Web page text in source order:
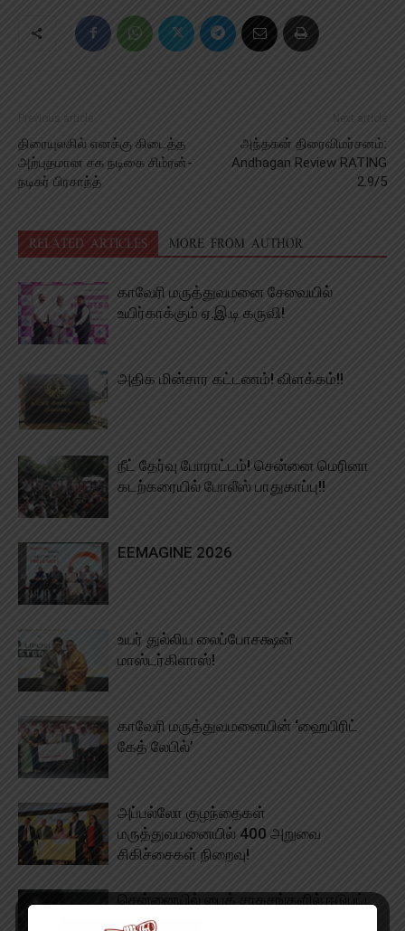
Previous article
திரையுலகில் எனக்கு கிடைத்த
அற்புதமான சக நடிகை சிம்ரன்-
நடிகர் பிரசாந்த்
Next article
அந்தகன் திரைவிமர்சனம்:
Andhagan Review RATING
2.9/5
RELATED ARTICLES MORE FROM AUTHOR
காவேரி மருத்துவமனை சேவையில்
உயிர்காக்கும் ஏ.இ.டி கருவி!
அதிக மின்சார கட்டணம்! விளக்கம்!!
நீட் தேர்வு போராட்டம்! சென்னை மெரினா
கடற்கரையில் போலீஸ் பாதுகாப்பு!!
EEMAGINE 2026
உயர் துல்லிய லைப்போசக்ஷன்
மாஸ்டர்கிளாஸ்!
காவேரி மருத்துவமனையின் ‘ஹைபிரிட்
கேத் லேபில்’
அப்பல்லோ குழந்தைகள்
மருத்துவமனையில் 400 அறுவை
சிகிச்சைகள் நிறைவு!
சென்னையில் பைக் சாகசங்களில் ஈடுபட்ட
இளைஞர்கள்!